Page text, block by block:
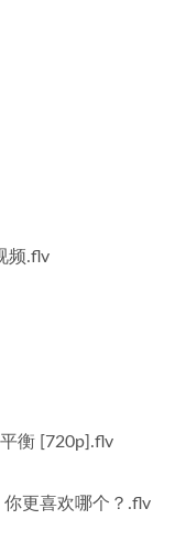
频.flv
衡 [720p].flv
更喜欢哪个？.flv